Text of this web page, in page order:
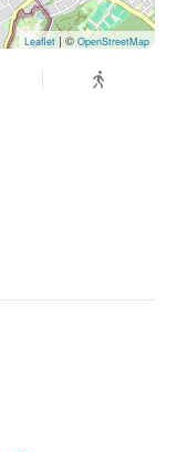
Leaflet | © OpenStreetMap